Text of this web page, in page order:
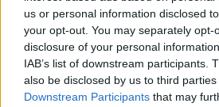
us or personal information disclosed
your opt-out. You may separately opt-
disclosure of your personal
IAB’s list of downstream participants.
also be disclosed by us to third
Downstream Participants that may
Notizie in
Entra nel
GalluraOggi.it